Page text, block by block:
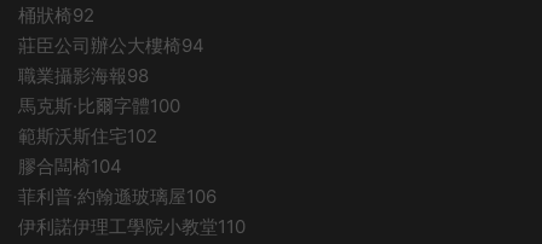
桶狀椅92
莊臣公司辦公大樓椅94
職業攝影海報98
馬克斯·比爾字體100
範斯沃斯住宅102
膠合闆椅104
菲利普·約翰遜玻璃屋106
伊利諾伊理工學院小教堂110